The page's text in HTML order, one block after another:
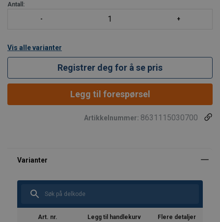
Antall:
Vis alle varianter
Registrer deg for å se pris
Legg til forespørsel
Artikkelnummer: 8631115030700
Art. nr. Legg til handlekurv Flere detaljer